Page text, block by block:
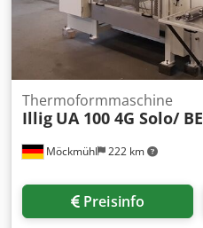
Möckmühl 222 km
Thermoformmaschine
Illig UA 100 4G Solo/ BE
Preisinfo